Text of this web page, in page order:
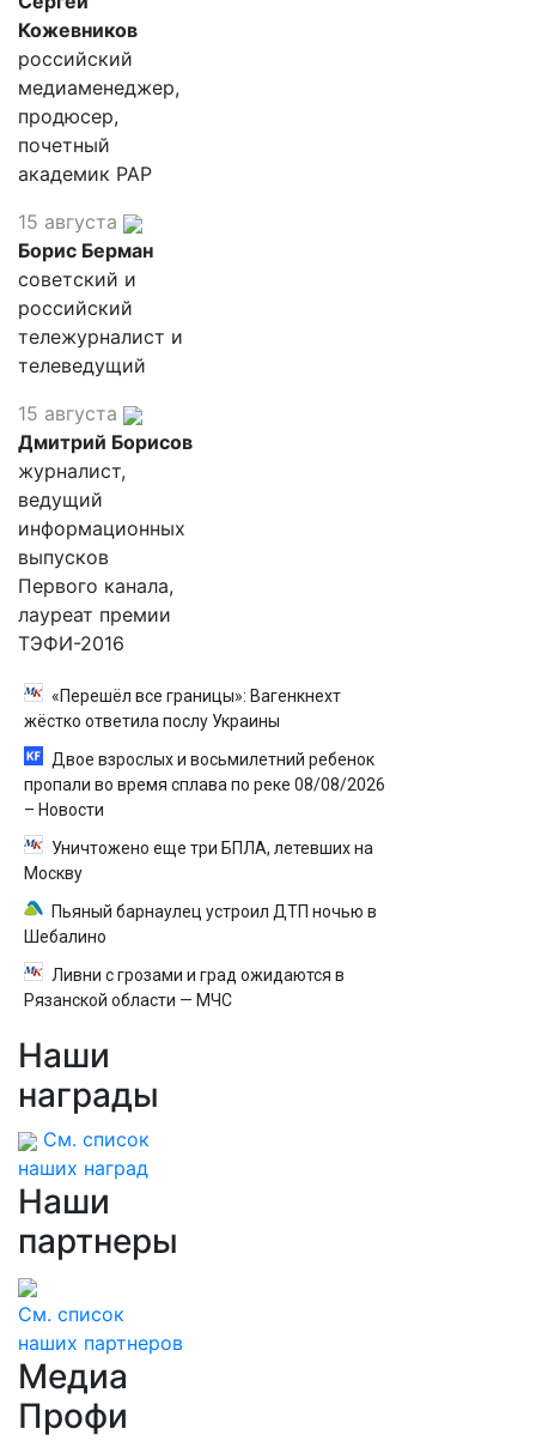
Кожевников
российский
медиаменеджер,
продюсер,
почетный
академик РАР
15 августа
Борис Берман
советский и
российский
тележурналист и
телеведущий
15 августа
Дмитрий Борисов
журналист,
ведущий
информационных
выпусков
Первого канала,
лауреат премии
ТЭФИ-2016
«Перешёл все границы»: Вагенкнехт
жёстко ответила послу Украины
Двое взрослых и восьмилетний ребенок
пропали во время сплава по реке 08/08/2026
– Новости
Уничтожено еще три БПЛА, летевших на
Москву
Пьяный барнаулец устроил ДТП ночью в
Шебалино
Ливни с грозами и град ожидаются в
Рязанской области — МЧС
Наши
награды
См. список
наших наград
Наши
партнеры
См. список
наших партнеров
Медиа
Профи